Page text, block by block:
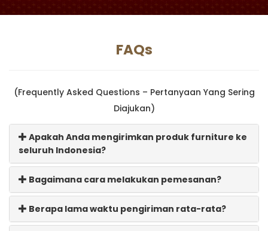
FAQs
(Frequently Asked Questions – Pertanyaan Yang Sering
Diajukan)
Apakah Anda mengirimkan produk furniture ke
seluruh Indonesia?
Bagaimana cara melakukan pemesanan?
Berapa lama waktu pengiriman rata-rata?